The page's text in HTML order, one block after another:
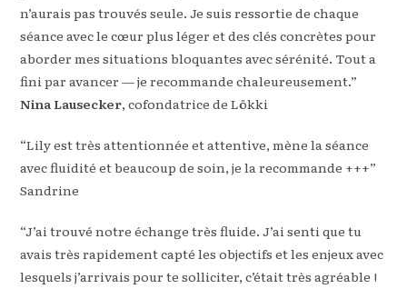
n’aurais pas trouvés seule. Je suis ressortie de chaque
séance avec le cœur plus léger et des clés concrètes pour
aborder mes situations bloquantes avec sérénité. Tout a
fini par avancer — je recommande chaleureusement.”
Nina Lausecker, cofondatrice de Lökki
“Lily est très attentionnée et attentive, mène la séance
avec fluidité et beaucoup de soin, je la recommande +++”
Sandrine
“J’ai trouvé notre échange très fluide. J’ai senti que tu
avais très rapidement capté les objectifs et les enjeux avec
lesquels j’arrivais pour te solliciter, c’était très agréable !